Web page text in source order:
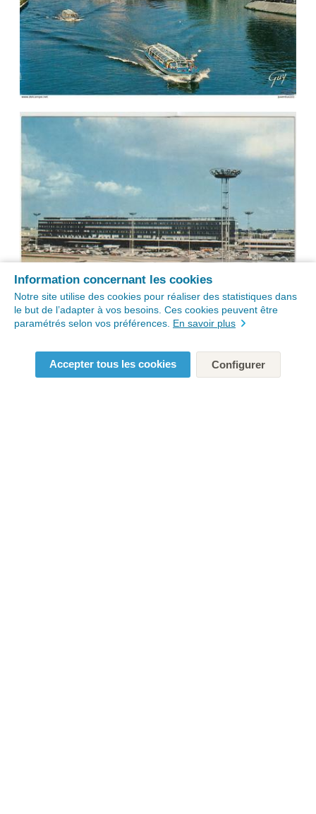
Information concernant les cookies
Notre site utilise des cookies pour réaliser des statistiques dans
le but de l’adapter à vos besoins. Ces cookies peuvent être
paramétrés selon vos préférences. En savoir plus
Accepter tous les cookies Configurer